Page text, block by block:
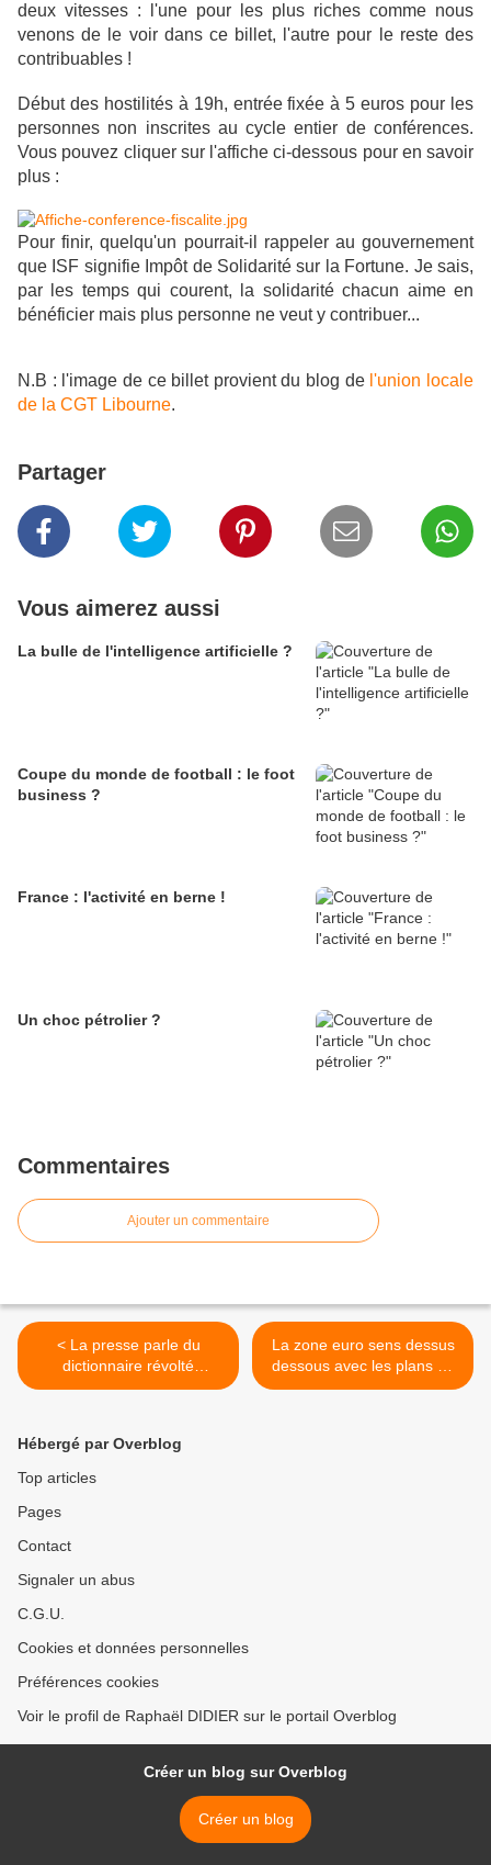
deux vitesses : l'une pour les plus riches comme nous
venons de le voir dans ce billet, l'autre pour le reste des
contribuables !
Début des hostilités à 19h, entrée fixée à 5 euros pour les
personnes non inscrites au cycle entier de conférences.
Vous pouvez cliquer sur l'affiche ci-dessous pour en savoir
plus :
Pour finir, quelqu'un pourrait-il rappeler au gouvernement
que ISF signifie Impôt de Solidarité sur la Fortune. Je sais,
par les temps qui courent, la solidarité chacun aime en
bénéficier mais plus personne ne veut y contribuer...
N.B : l'image de ce billet provient du blog de l'union locale
de la CGT Libourne.
Partager
Vous aimerez aussi
La bulle de l'intelligence artificielle ?
Coupe du monde de football : le foot
business ?
France : l'activité en berne !
Un choc pétrolier ?
Commentaires
Ajouter un commentaire
< La presse parle du
dictionnaire révolté
d'économie
La zone euro sens dessus
dessous avec les plans de
rigueur ! >
Hébergé par Overblog
Top articles
Pages
Contact
Signaler un abus
C.G.U.
Cookies et données personnelles
Préférences cookies
Voir le profil de Raphaël DIDIER sur le portail Overblog
Créer un blog sur Overblog
Créer un blog